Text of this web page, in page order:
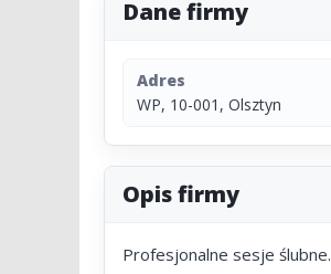
Dane firmy
Adres
WP, 10-001, Olsztyn
Opis firmy
Profesjonalne sesje ślubne.